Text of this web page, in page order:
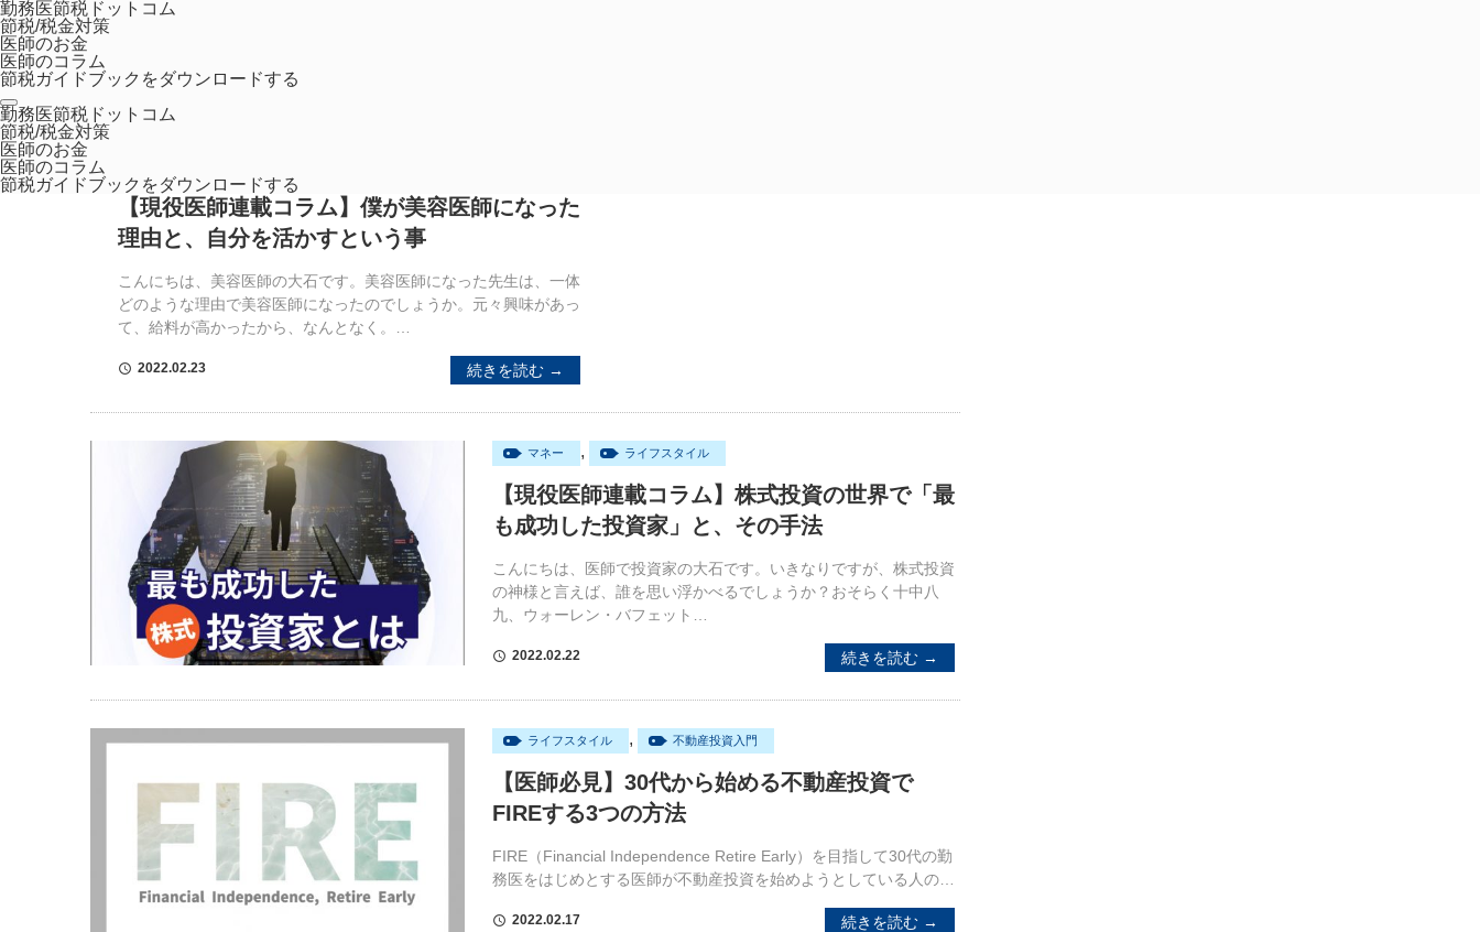
勤務医節税ドットコム
節税/税金対策
医師のお金
医師のコラム
節税ガイドブックをダウンロードする
勤務医節税ドットコム
節税/税金対策
医師のお金
医師のコラム
節税ガイドブックをダウンロードする
【現役医師連載コラム】僕が美容医師になった
理由と、自分を活かすという事
こんにちは、美容医師の大石です。美容医師になった先生は、一体
どのような理由で美容医師になったのでしょうか。元々興味があっ
て、給料が高かったから、なんとなく。…
schedule 2022.02.23 続きを読む →
マネー , ライフスタイル
【現役医師連載コラム】株式投資の世界で「最
も成功した投資家」と、その手法
こんにちは、医師で投資家の大石です。いきなりですが、株式投資
の神様と言えば、誰を思い浮かべるでしょうか？おそらく十中八
九、ウォーレン・バフェット…
schedule 2022.02.22 続きを読む →
ライフスタイル , 不動産投資入門
【医師必見】30代から始める不動産投資で
FIREする3つの方法
FIRE（Financial Independence Retire Early）を目指して30代の勤
務医をはじめとする医師が不動産投資を始めようとしている人の…
schedule 2022.02.17 続きを読む →